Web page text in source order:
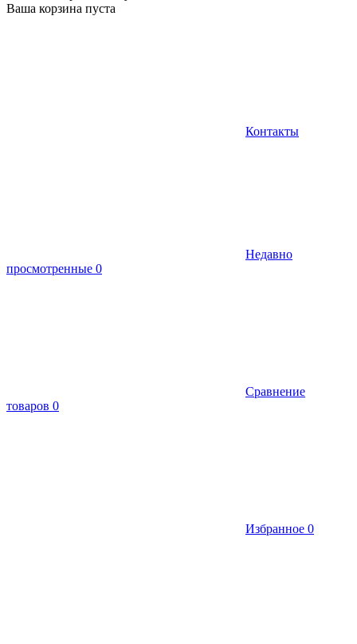
Ваша корзина пуста
Контакты
Недавно
просмотренные 0
Сравнение
товаров 0
Избранное 0